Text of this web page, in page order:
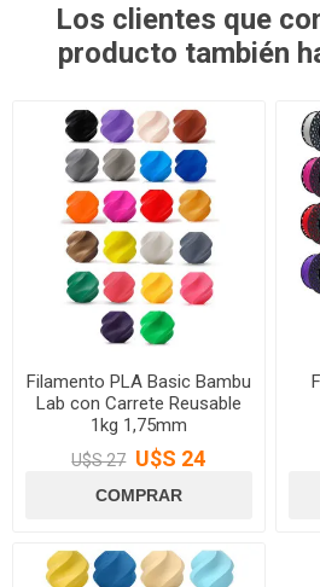
Los clientes que
producto también
Filamento PLA Basic Bambu
Lab con Carrete Reusable
1kg 1,75mm
U$S 27 U$S 24